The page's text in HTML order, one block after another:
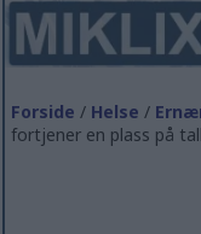
Forside / Helse /
fortjener en plass på